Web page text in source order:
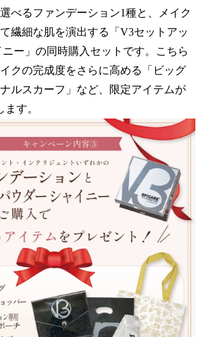
べるファンデーション1種と、メイク
繊細な肌を演出する「V3セットアッ
ー」の同時購入セットです。こちら
クの完成度をさらに高める「ビッグ
ルスカーフ」など、限定アイテムが
す。